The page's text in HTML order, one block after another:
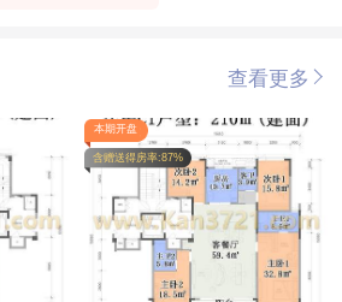
查看更多
本期开盘
含赠送得房率:87%